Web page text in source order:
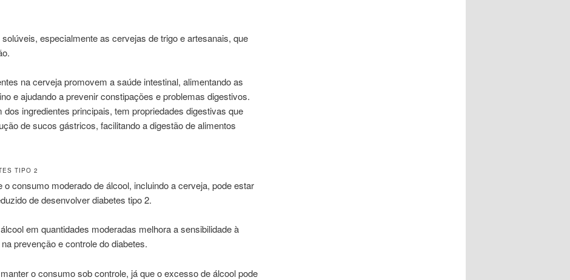
especialmente as cervejas de trigo e artesanais, que
na cerveja promovem a saúde intestinal, alimentando as
e ajudando a prevenir constipações e problemas digestivos.
dos ingredientes principais, tem propriedades digestivas que
de sucos gástricos, facilitando a digestão de alimentos
TIPO 2
consumo moderado de álcool, incluindo a cerveja, pode estar
de desenvolver diabetes tipo 2.
em quantidades moderadas melhora a sensibilidade à
prevenção e controle do diabetes.
o consumo sob controle, já que o excesso de álcool pode